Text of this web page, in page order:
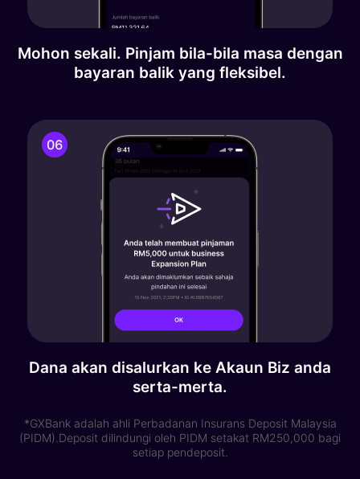
Mohon sekali. Pinjam bila-bila masa dengan
bayaran balik yang fleksibel.
Dana akan disalurkan ke Akaun Biz anda
serta-merta.
*GXBank adalah ahli Perbadanan Insurans Deposit Malaysia
(PIDM).Deposit dilindungi oleh PIDM setakat RM250,000 bagi
setiap pendeposit.